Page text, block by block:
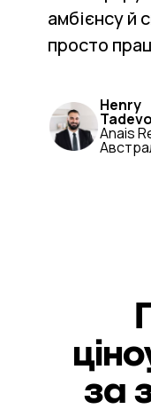
амбієнсу й
просто
Henry
Anais
за